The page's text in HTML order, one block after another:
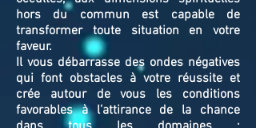
hors du commun est capable de
transformer toute situation en votre
faveur.
Il vous débarrasse des ondes négatives
qui font obstacles à votre réussite et
crée autour de vous les conditions
favorables à l’attirance de la chance